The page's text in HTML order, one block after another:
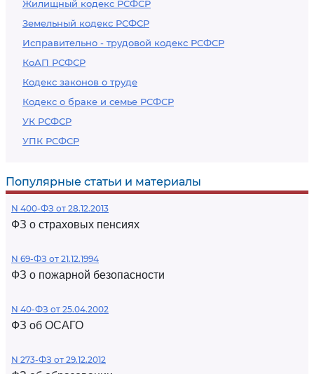
Жилищный кодекс РСФСР
Земельный кодекс РСФСР
Исправительно - трудовой кодекс РСФСР
КоАП РСФСР
Кодекс законов о труде
Кодекс о браке и семье РСФСР
УК РСФСР
УПК РСФСР
Популярные статьи и материалы
N 400-ФЗ от 28.12.2013
ФЗ о страховых пенсиях
N 69-ФЗ от 21.12.1994
ФЗ о пожарной безопасности
N 40-ФЗ от 25.04.2002
ФЗ об ОСАГО
N 273-ФЗ от 29.12.2012